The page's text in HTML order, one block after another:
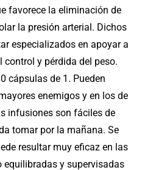
favorece la eliminación de
la presión arterial. Dichos
especializados en apoyar a
control y pérdida del peso.
cápsulas de 1. Pueden
enemigos y en los de
infusiones son fáciles de
tomar por la mañana. Se
resultar muy eficaz en las
equilibradas y supervisadas